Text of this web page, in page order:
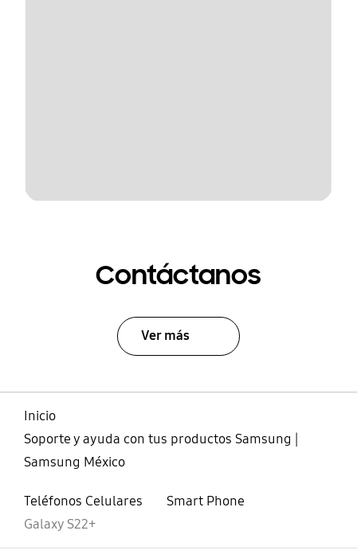
Contáctanos
Ver más
Inicio
Soporte y ayuda con tus productos Samsung |
Samsung México
Teléfonos Celulares
Smart Phone
Galaxy S22+